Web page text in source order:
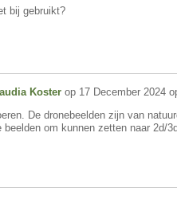
bij gebruikt?
Koster op 17 December 2024
De dronebeelden zijn van
beelden om kunnen zetten naar 2d/